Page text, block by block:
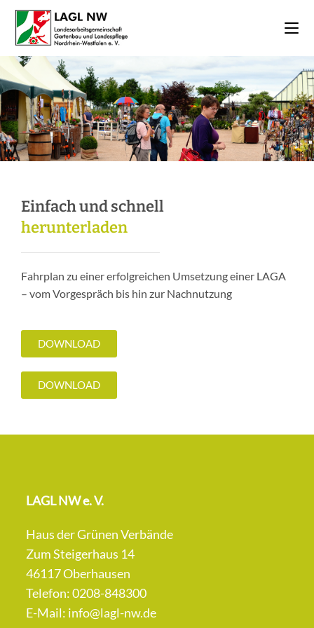
Einfach und schnell
herunterladen
Fahrplan zu einer erfolgreichen Umsetzung einer LAGA
– vom Vorgespräch bis hin zur Nachnutzung
DOWNLOAD
DOWNLOAD
LAGL NW e. V.
Haus der Grünen Verbände
Zum Steigerhaus 14
46117 Oberhausen
Telefon: 0208-848300
E-Mail: info@lagl-nw.de